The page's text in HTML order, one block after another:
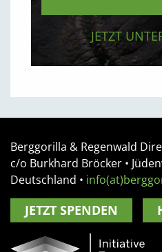
JETZT
Berggorilla & Regenwald
c/o Burkhard Bröcker •
Deutschland •
JETZT SPENDEN